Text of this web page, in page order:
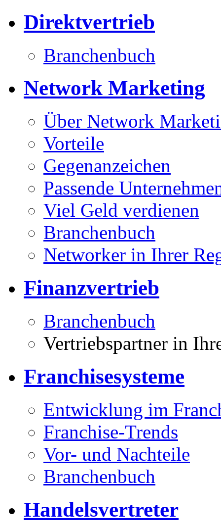
Direktvertrieb
Branchenbuch
Network Marketing
Über Network
Vorteile
Gegenanzeichen
Passende
Viel Geld verdienen
Branchenbuch
Networker in Ihrer
Finanzvertrieb
Branchenbuch
Vertriebspartner in
Franchisesysteme
Entwicklung im
Franchise-Trends
Vor- und Nachteile
Branchenbuch
Handelsvertreter